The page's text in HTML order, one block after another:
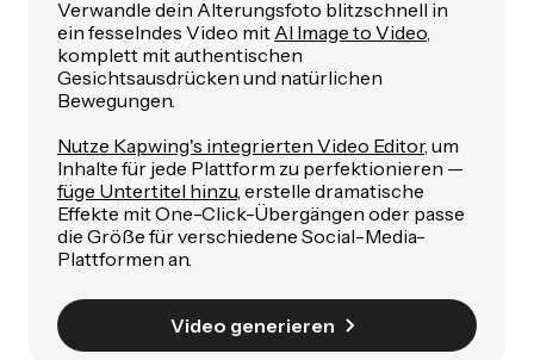
Verwandle dein Alterungsfoto blitzschnell in
ein fesselndes Video mit AI Image to Video,
komplett mit authentischen
Gesichtsausdrücken und natürlichen
Bewegungen.
Nutze Kapwing's integrierten Video Editor, um
Inhalte für jede Plattform zu perfektionieren —
füge Untertitel hinzu, erstelle dramatische
Effekte mit One-Click-Übergängen oder passe
die Größe für verschiedene Social-Media-
Plattformen an.
Video generieren